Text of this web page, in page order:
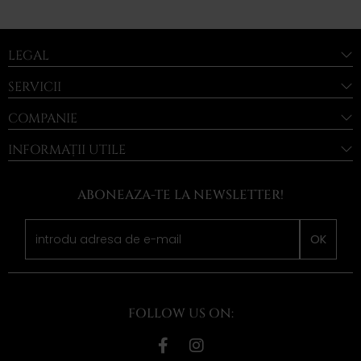
LEGAL
SERVICII
COMPANIE
INFORMAȚII UTILE
ABONEAZA-TE LA NEWSLETTER!
OK
FOLLOW US ON: